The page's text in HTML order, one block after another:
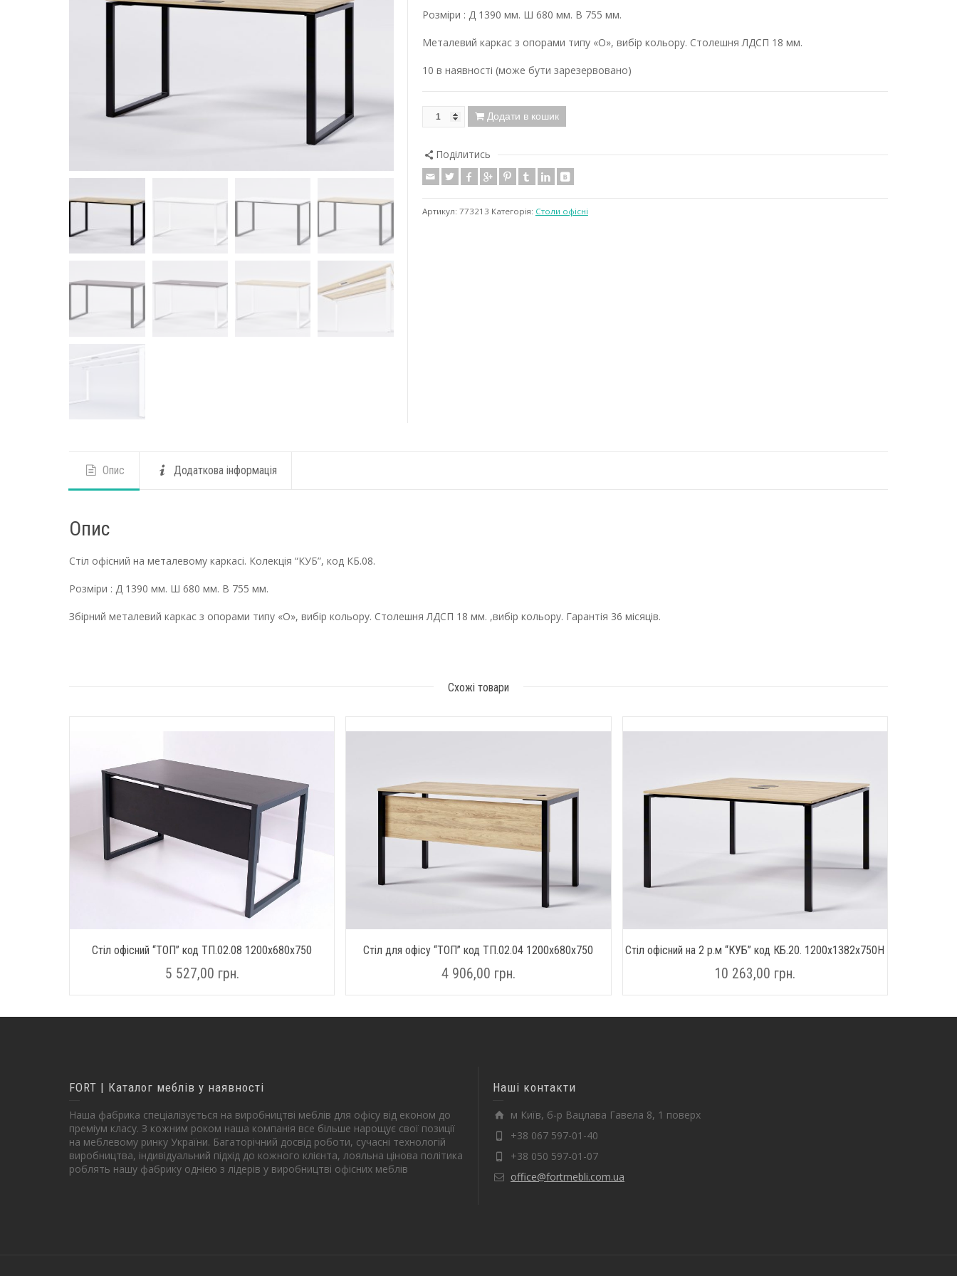
Розміри : Д 1390 мм. Ш 680 мм. В 755 мм.
Металевий каркас з опорами типу «О», вибір кольору. Столешня ЛДСП 18 мм.
10 в наявності (може бути зарезервовано)
Додати в кошик
Поділитись
Артикул: 773213 Категорія: Столи oфісні
Опис Додаткова інформація
Опис
Cтіл офісний на металевому каркасі. Колекція “КУБ”, код КБ.08.
Розміри : Д 1390 мм. Ш 680 мм. В 755 мм.
Збірний металевий каркас з опорами типу «О», вибір кольору. Столешня ЛДСП 18 мм. ,вибір кольору. Гарантія 36 місяців.
Схожі товари
Стіл офісний “ТОП” код ТП.02.08 1200х680х750
5 527,00 грн.
Стіл для офісу “ТОП” код ТП.02.04 1200х680х750
4 906,00 грн.
Стіл офісний на 2 р.м “КУБ” код КБ.20. 1200х1382х750Н
10 263,00 грн.
FORT | Каталог меблів у наявності
Наша фабрика спеціалізується на виробництві меблів для офісу від економ до
преміум класу. З кожним роком наша компанія все більше нарощує свої позиції
на меблевому ринку України. Багаторічний досвід роботи, сучасні технологій
виробництва, індивідуальний підхід до кожного клієнта, лояльна цінова політика
роблять нашу фабрику однією з лідерів у виробництві офісних меблів
Наші контакти
м Київ, б-р Вацлава Гавела 8, 1 поверх
+38 067 597-01-40
+38 050 597-01-07
office@fortmebli.com.ua